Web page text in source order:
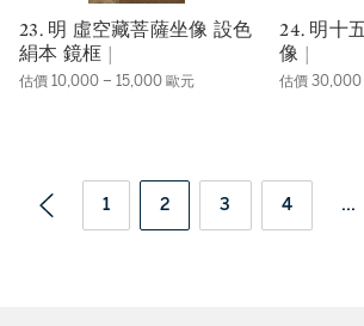
23. 明 虛空藏菩薩坐像 設色
絹本 鏡框 |
估價 10,000 – 15,000 歐元
24. 明十五世紀 銅綠度母坐
像 |
估價
1 2 3 4 ...